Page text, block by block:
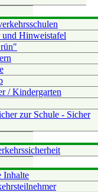
und Hinweistafel
/ Kindergarten
zur Schule - Sicher
Inhalte